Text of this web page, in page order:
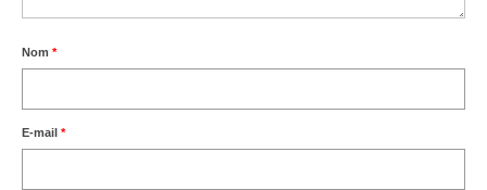
Nom *
E-mail *